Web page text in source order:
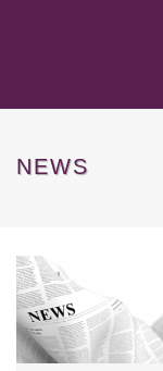
NEWS